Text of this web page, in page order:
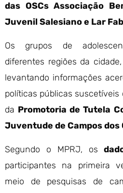
das OSCs Associação
Juvenil Salesiano e Lar
Os grupos de
diferentes regiões da
levantando informações
políticas públicas suscetíveis
da Promotoria de Tutela
Juventude de Campos dos
Segundo o MPRJ, os
participantes na primeira
meio de pesquisas de